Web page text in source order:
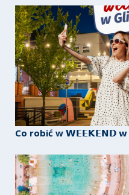
Co robić w 𝗪𝗘𝗘𝗞𝗘𝗡𝗗 𝘄